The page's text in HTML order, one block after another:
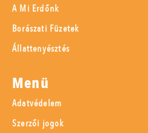
A Mi Erdőnk
Borászati Füzetek
Állattenyésztés
Menü
Adatvédelem
Szerzői jogok